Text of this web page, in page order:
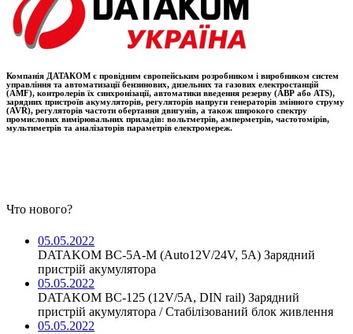
Компанія ДАТАКОМ є провідним європейським розробником і виробником систем
управління та автоматизації бензинових, дизельних та газових електростанцій
(AMF), контролерів їх синхронізації, автоматики введення резерву (АВР або ATS),
зарядних пристроїв акумуляторів, регуляторів напруги генераторів змінного струму
(AVR), регуляторів частоти обертання двигунів, а також широкого спектру
промислових вимірювальних приладів: вольтметрів, амперметрів, частотомірів,
мультиметрів та аналізаторів параметрів електромереж.
Что нового?
05.05.2022
DATAKOM BC-5A-M (Auto12V/24V, 5A) Зарядний
пристрій акумулятора
05.05.2022
DATAKOM BC-125 (12V/5A, DIN rail) Зарядний
пристрій акумулятора / Стабілізований блок живлення
05.05.2022